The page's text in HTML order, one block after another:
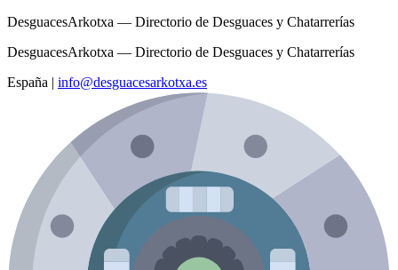
DesguacesArkotxa — Directorio de Desguaces y Chatarrerías
DesguacesArkotxa — Directorio de Desguaces y Chatarrerías
España | info@desguacesarkotxa.es